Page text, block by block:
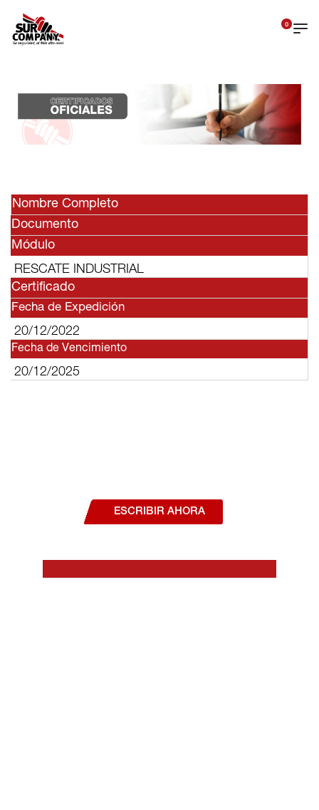
0
Nombre Completo
Documento
Módulo
RESCATE INDUSTRIAL
Certificado
Fecha de Expedición
20/12/2022
Fecha de Vencimiento
20/12/2025
ESCRIBIR AHORA